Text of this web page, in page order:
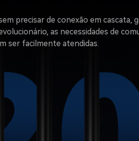
precisar de conexão em cascata,
as necessidades de
ser facilmente atendidas.